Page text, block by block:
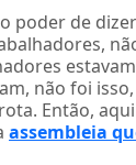
poder de
não foi
Então,
assembleia